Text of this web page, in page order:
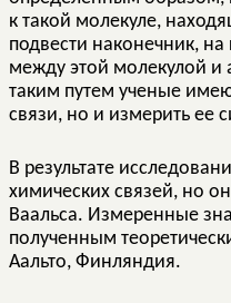
к такой молекуле,
подвести наконечник, на
между этой молекулой
таким путем ученые
связи, но и измерить ее
В результате
химических связей, но
Ваальса. Измеренные
полученным
Аальто, Финляндия.